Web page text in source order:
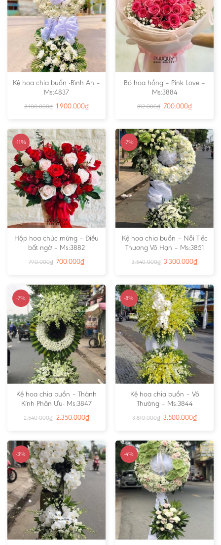
Kệ hoa chia buồn -Bình An –
Ms:4837
2.100.000₫ 1.900.000₫
Bó hoa hồng – Pink Love –
Ms:3884
812.000₫ 700.000₫
-11%
Hộp hoa chúc mừng – Điều
bất ngờ – Ms:3882
790.000₫ 700.000₫
-7%
Kệ hoa chia buồn – Nỗi Tiếc
Thương Vô Hạn – Ms:3851
3.540.000₫ 3.300.000₫
-7%
Kệ hoa chia buồn – Thành
Kính Phân Ưu- Ms:3847
2.540.000₫ 2.350.000₫
-8%
Kệ hoa chia buồn – Vô
Thường – Ms:3844
3.810.000₫ 3.500.000₫
-3% -4%